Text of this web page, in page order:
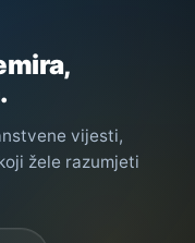
vijesti,
žele razumjeti